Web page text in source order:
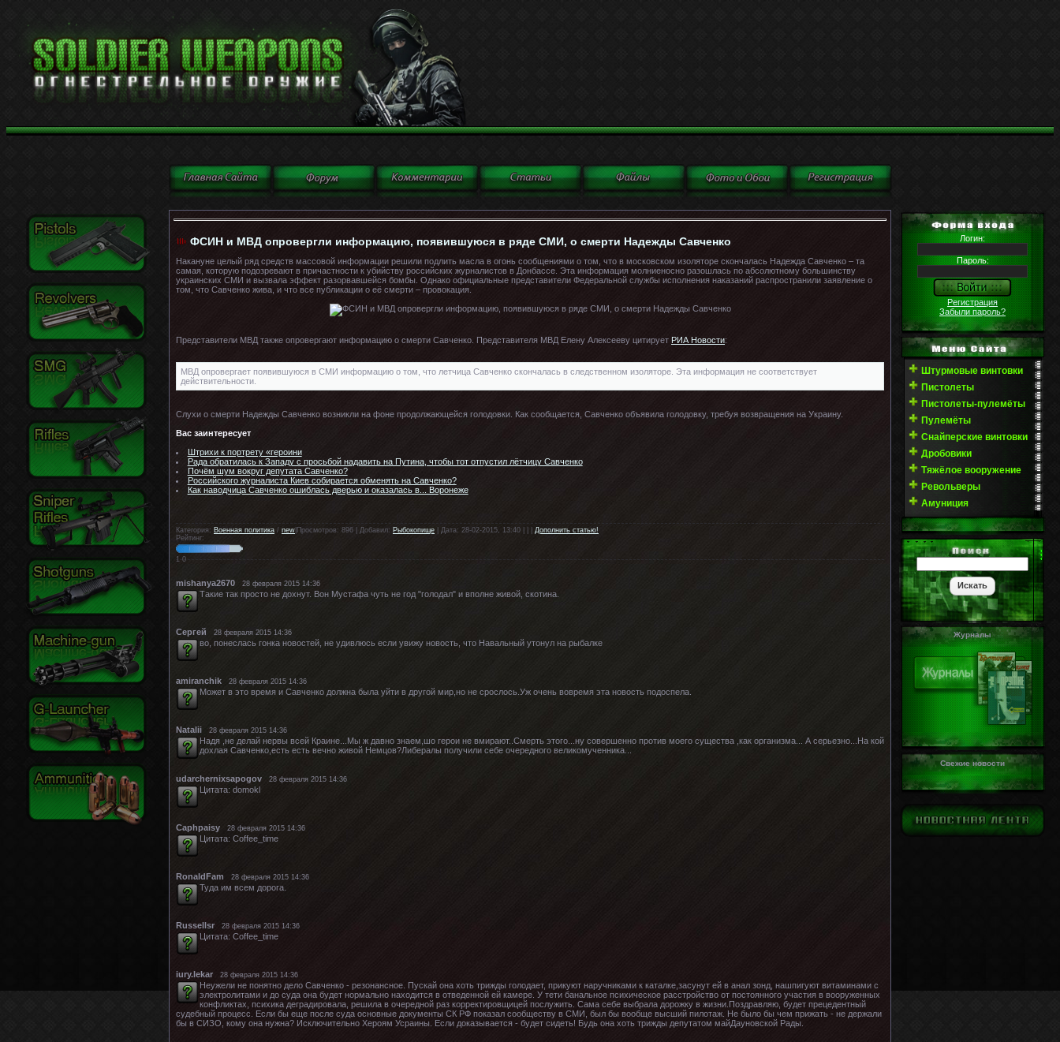
ФСИН и МВД опровергли информацию, появившуюся в ряде СМИ, о смерти Надежды Савченко
Накануне целый ряд средств массовой информации решили подлить масла в огонь сообщениями о том, что в московском изоляторе скончалась Надежда Савченко – та
самая, которую подозревают в причастности к убийству российских журналистов в Донбассе. Эта информация молниеносно разошлась по абсолютному большинству
украинских СМИ и вызвала эффект разорвавшейся бомбы. Однако официальные представители Федеральной службы исполнения наказаний распространили заявление о
том, что Савченко жива, и что все публикации о её смерти – провокация.
Представители МВД также опровергают информацию о смерти Савченко. Представителя МВД Елену Алексееву цитирует РИА Новости:
МВД опровергает появившуюся в СМИ информацию о том, что летчица Савченко скончалась в следственном изоляторе. Эта информация не соответствует
действительности.
Слухи о смерти Надежды Савченко возникли на фоне продолжающейся голодовки. Как сообщается, Савченко объявила голодовку, требуя возвращения на Украину.
Вас заинтересует
Штрихи к портрету «героини
Рада обратилась к Западу с просьбой надавить на Путина, чтобы тот отпустил лётчицу Савченко
Почём шум вокруг депутата Савченко?
Российского журналиста Киев собирается обменять на Савченко?
Как наводчица Савченко ошиблась дверью и оказалась в... Воронеже
Категория: Военная политика / new |Просмотров: 896 | Добавил: Рыбокопище | Дата: 28-02-2015, 13:40 | | | Дополнить статью!
Рейтинг:
1 0
mishanya2670 28 февраля 2015 14:36
Такие так просто не дохнут. Вон Мустафа чуть не год "голодал" и вполне живой, скотина.
Cергей 28 февраля 2015 14:36
во, понеслась гонка новостей, не удивлюсь если увижу новость, что Навальный утонул на рыбалке
amiranchik 28 февраля 2015 14:36
Может в это время и Савченко должна была уйти в другой мир,но не срослось.Уж очень вовремя эта новость подоспела.
Natalii 28 февраля 2015 14:36
Надя ,не делай нервы всей Краине...Мы ж давно знаем,шо герои не вмирают..Смерть этого...ну совершенно против моего существа ,как организма... А серьезно...На кой
дохлая Савченко,есть есть вечно живой Немцов?Либералы получили себе очередного великомученника...
udarchernixsapogov 28 февраля 2015 14:36
Цитата: domokl
Caphpaisy 28 февраля 2015 14:36
Цитата: Coffee_time
RonaldFam 28 февраля 2015 14:36
Туда им всем дорога.
Russellsr 28 февраля 2015 14:36
Цитата: Coffee_time
iury.lekar 28 февраля 2015 14:36
Неужели не понятно дело Савченко - резонансное. Пускай она хоть трижды голодает, прикуют наручниками к каталке,засунут ей в анал зонд, нашпигуют витаминами с
электролитами и до суда она будет нормально находится в отведенной ей камере. У тети банальное психическое расстройство от постоянного участия в вооруженных
конфликтах, психика деградировала, решила в очередной раз корректировщицей послужить. Сама себе выбрала дорожку в жизни.Поздравляю, будет прецедентный
судебный процесс. Если бы еще после суда основные документы СК РФ показал сообществу в СМИ, был бы вообще высший пилотаж. Не было бы чем прижать - не держали
бы в СИЗО, кому она нужна? Исключительно Хероям Усраины. Если доказывается - будет сидеть! Будь она хоть трижды депутатом майДауновской Рады.
Логин:
Пароль:
Регистрация
Забыли пароль?
Штурмовые винтовки
Пистолеты
Пистолеты-пулемёты
Пулемёты
Снайперские винтовки
Дробовики
Тяжёлое вооружение
Револьверы
Амуниция
Журналы
Свежие новости